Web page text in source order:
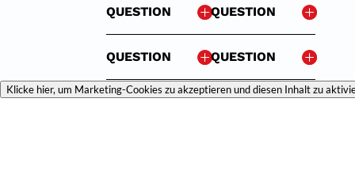
QUESTION
QUESTION
QUESTION
QUESTION
Klicke hier, um Marketing-Cookies zu akzeptieren und diesen Inhalt zu